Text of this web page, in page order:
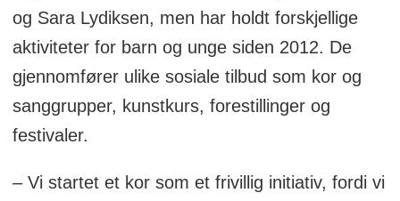
og Sara Lydiksen, men har holdt forskjellige
aktiviteter for barn og unge siden 2012. De
gjennomfører ulike sosiale tilbud som kor og
sanggrupper, kunstkurs, forestillinger og
festivaler.
– Vi startet et kor som et frivillig initiativ, fordi vi